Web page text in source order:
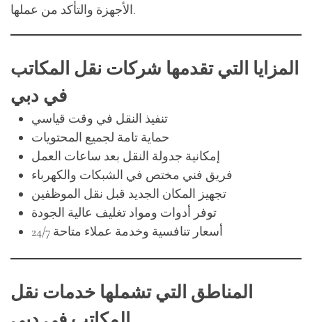
الأجهزة والتأكد من عملها.
المزايا التي تقدمها شركات نقل المكاتب
في دبي
تنفيذ النقل في وقت قياسي
حماية تامة لجميع المحتويات
إمكانية جدولة النقل بعد ساعات العمل
فريق فني مختص في الشبكات والكهرباء
تجهيز المكان الجديد قبل نقل الموظفين
توفر أدوات ومواد تغليف عالية الجودة
أسعار تنافسية وخدمة عملاء متاحة 24/7
المناطق التي تشملها خدمات نقل